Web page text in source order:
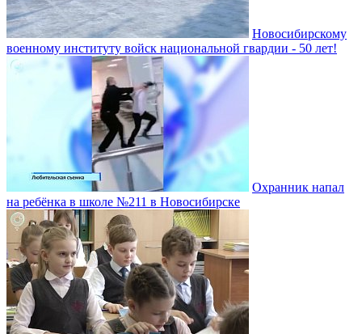
Новосибирскому
военному институту войск национальной гвардии - 50 лет!
Охранник напал
на ребёнка в школе №211 в Новосибирске